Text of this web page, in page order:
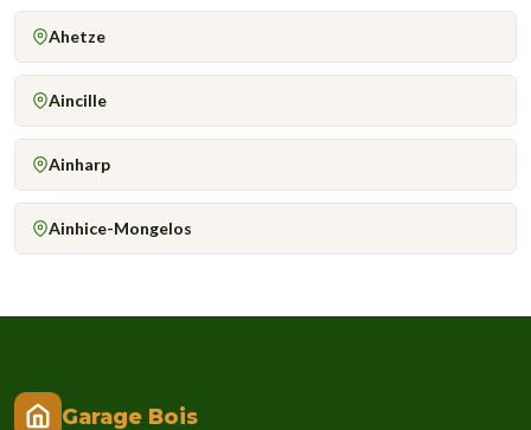
Ahetze
Aincille
Ainharp
Ainhice-Mongelos
Garage Bois